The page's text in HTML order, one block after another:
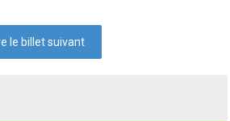
le billet suivant